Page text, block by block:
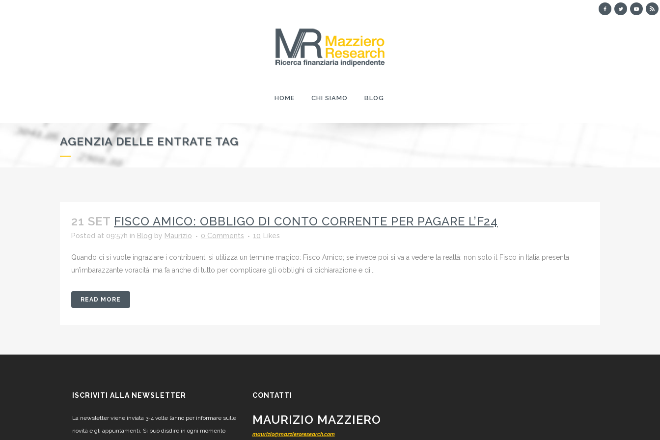
HOME CHI SIAMO BLOG
AGENZIA DELLE ENTRATE TAG
21 SET FISCO AMICO: OBBLIGO DI CONTO CORRENTE PER PAGARE L’F24
Posted at 09:57h in Blog by Maurizio 0 Comments 10 Likes
Quando ci si vuole ingraziare i contribuenti si utilizza un termine magico: Fisco Amico; se invece poi si va a vedere la realtà: non solo il Fisco in Italia presenta
un’imbarazzante voracità, ma fa anche di tutto per complicare gli obblighi di dichiarazione e di...
READ MORE
ISCRIVITI ALLA NEWSLETTER
La newsletter viene inviata 3-4 volte l’anno per informare sulle
novità e gli appuntamenti. Si può disdire in ogni momento
CONTATTI
MAURIZIO MAZZIERO
maurizio@mazzieroresearch.com